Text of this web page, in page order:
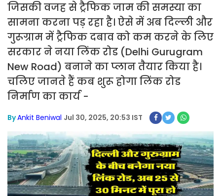
जिसकी वजह से ट्रैफिक जाम की समस्या का
सामना करना पड़ रहा है। ऐसे में अब दिल्ली और
गुरूग्राम में ट्रैफिक दबाव को कम करने के लिए
सरकार ने नया लिंक रोड (Delhi Gurugram
New Road) बनाने का प्लान तैयार किया है।
चलिए जानते हैं कब शुरू होगा लिंक रोड
निर्माण का कार्य -
ByAnkit Beniwal Jul 30, 2025, 20:53 IST